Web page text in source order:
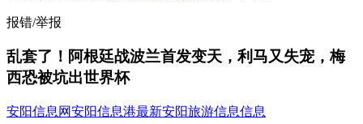
报错/举报
乱套了！阿根廷战波兰首发变天，利马又失宠，梅
西恐被坑出世界杯
安阳信息网安阳信息港最新安阳旅游信息信息